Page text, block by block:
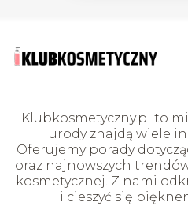
Klubkosmetyczny.pl to
urody znajdą wiele
Oferujemy porady
oraz najnowszych
kosmetycznej. Z nami
i cieszyć się